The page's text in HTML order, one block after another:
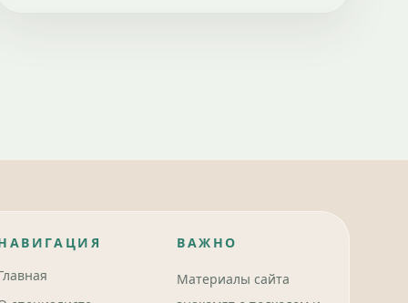
ВАЖНО
Материалы сайта